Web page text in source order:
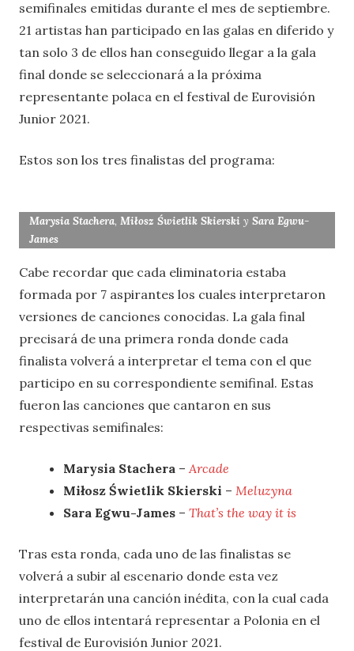
semifinales emitidas durante el mes de septiembre.
21 artistas han participado en las galas en diferido y
tan solo 3 de ellos han conseguido llegar a la gala
final donde se seleccionará a la próxima
representante polaca en el festival de Eurovisión
Junior 2021.
Estos son los tres finalistas del programa:
Marysia Stachera,Miłosz Świetlik Skierski ySara Egwu-
James
Cabe recordar que cada eliminatoria estaba
formada por 7 aspirantes los cuales interpretaron
versiones de canciones conocidas. La gala final
precisará de una primera ronda donde cada
finalista volverá a interpretar el tema con el que
participo en su correspondiente semifinal. Estas
fueron las canciones que cantaron en sus
respectivas semifinales:
Marysia Stachera –Arcade
Miłosz Świetlik Skierski – Meluzyna
Sara Egwu-James – That’s the way it is
Tras esta ronda, cada uno de las finalistas se
volverá a subir al escenario donde esta vez
interpretarán una canción inédita, con la cual cada
uno de ellos intentará representar a Polonia en el
festival de Eurovisión Junior 2021.